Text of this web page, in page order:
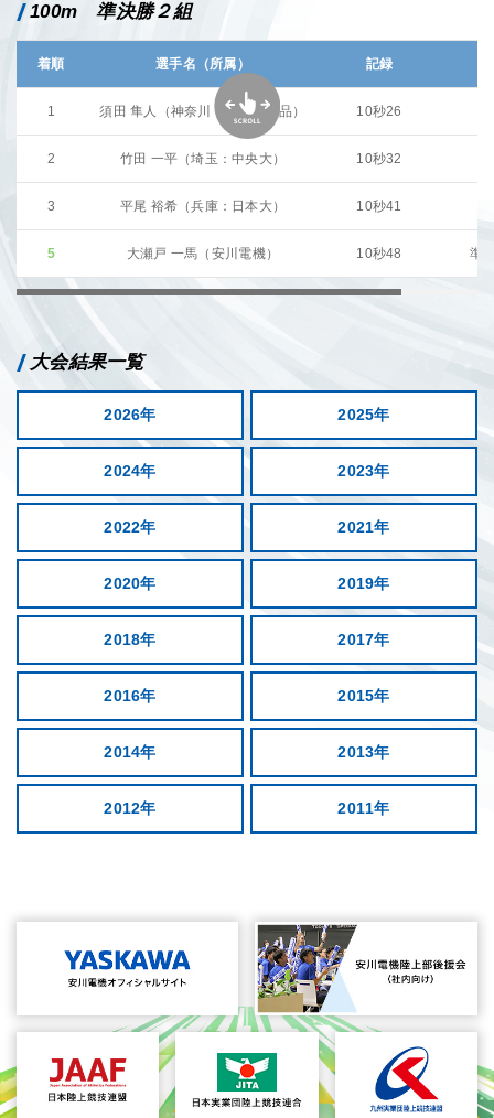
100m 準決勝２組
着順 選手名（所属） 記録
1 須田 隼人（神奈川：いなば食品） 10秒26
2 竹田 一平（埼玉：中央大） 10秒32
3 平尾 裕希（兵庫：日本大） 10秒41
5 大瀬戸 一馬（安川電機） 10秒48 準
大会結果一覧
2026年 2025年
2024年 2023年
2022年 2021年
2020年 2019年
2018年 2017年
2016年 2015年
2014年 2013年
2012年 2011年